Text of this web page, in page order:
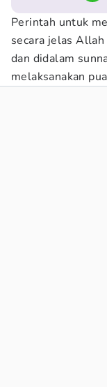
Perintah untuk
secara jelas
dan didalam
melaksanakan